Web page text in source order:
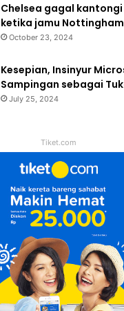
Chelsea gagal
ketika jamu
October 23, 2024
Kesepian, Insinyur
Sampingan sebagai
July 25, 2024
Tiket.com